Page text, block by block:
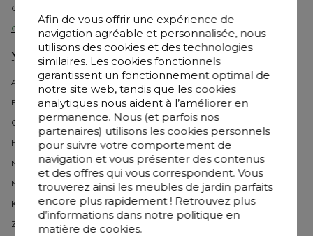
Afin de vous offrir une expérience de
navigation agréable et personnalisée, nous
utilisons des cookies et des technologies
similaires. Les cookies fonctionnels
garantissent un fonctionnement optimal de
notre site web, tandis que les cookies
analytiques nous aident à l’améliorer en
permanence. Nous (et parfois nos
partenaires) utilisons les cookies personnels
pour suivre votre comportement de
navigation et vous présenter des contenus
et des offres qui vous correspondent. Vous
trouverez ainsi les meubles de jardin parfaits
encore plus rapidement ! Retrouvez plus
d’informations dans notre politique en
matière de cookies.
Cheque cadeau
Contactez-nous
Nos showrooms en Belgique
Arlon
Braine l'Alleud
Charleroi
Herstal
Namur
Ninove
Knokke
Zaventem